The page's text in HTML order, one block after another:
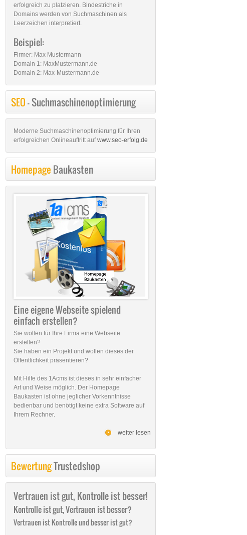
erfolgreich zu platzieren. Bindestriche in
Domains werden von Suchmaschinen als
Leerzeichen interpretiert.
Beispiel:
Firmer: Max Mustermann
Domain 1: MaxMustermann.de
Domain 2: Max-Mustermann.de
SEO- Suchmaschinenoptimierung
Moderne Suchmaschinenoptimierung für Ihren
erfolgreichen Onlineauftritt aufwww.seo-erfolg.de
Homepage Baukasten
Eine eigene Webseite spielend
einfach erstellen?
Sie wollen für Ihre Firma eine Webseite
erstellen?
Sie haben ein Projekt und wollen dieses der
Öffentlichkeit präsentieren?
Mit Hilfe des 1Acms ist dieses in sehr einfacher
Art und Weise möglich. Der Homepage
Baukasten ist ohne jeglicher Vorkenntnisse
bedienbar und benötigt keine extra Software auf
Ihrem Rechner.
weiter lesen
BewertungTrustedshop
Vertrauen ist gut, Kontrolle ist besser!
Kontrolle ist gut, Vertrauen ist besser?
Vertrauen ist Kontrolle und besser ist gut?